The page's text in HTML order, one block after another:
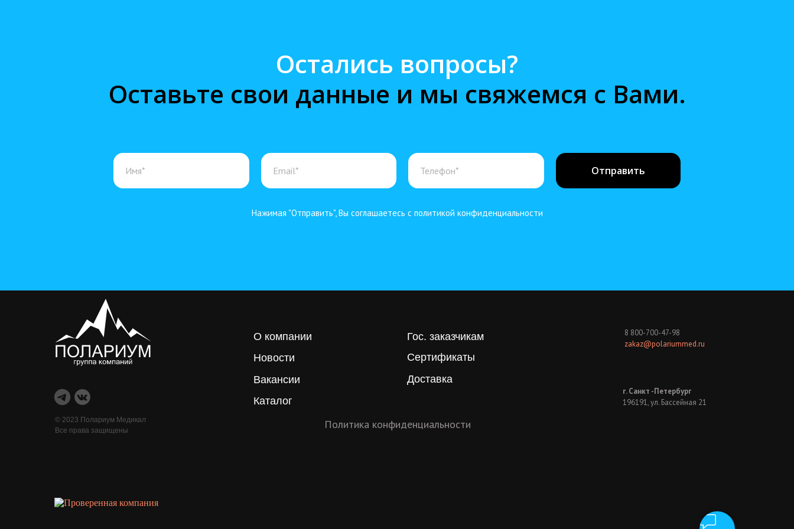
Остались вопросы?
Оставьте свои данные и мы свяжемся с Вами.
Отправить
Нажимая "Отправить", Вы соглашаетесь с политикой конфиденциальности
О компании
© 2023 Полариум Медикал
Все права защищены
Новости
Вакансии
Каталог
Гос. заказчикам
Сертификаты
Доставка
8 800-700-47-98
zakaz@polariummed.ru
г. Санкт -Петербург
196191, ул. Бассейная 21
Политика конфиденциальности